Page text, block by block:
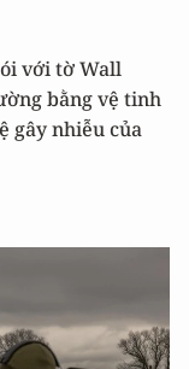
với tờ Wall
bằng vệ tinh
gây nhiễu của